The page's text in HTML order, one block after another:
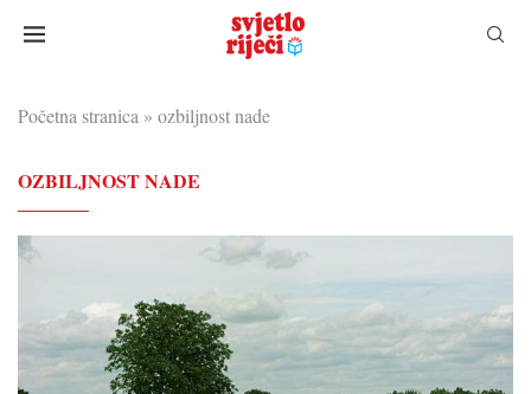
Početna stranica » ozbiljnost nade
OZBILJNOST NADE